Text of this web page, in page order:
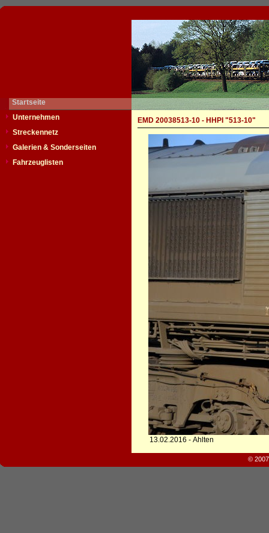
Startseite
Unternehmen
Streckennetz
Galerien & Sonderseiten
Fahrzeuglisten
EMD 20038513-10 - HHPI "513-10"
13.02.2016 - Ahlten
©